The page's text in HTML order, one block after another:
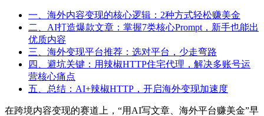
一、海外内容变现的核心逻辑：2种方式轻松赚美金
二、AI打造爆款文章：掌握7类核心Prompt，新手也能出
优质内容
三、海外变现平台推荐：选对平台，少走弯路
四、避坑关键：用辣椒HTTP住宅代理，解决多账号运
营核心痛点
五、总结：AI+辣椒HTTP，开启海外变现加速度
在跨境内容变现的赛道上，“用AI写文章、海外平台赚美金”早